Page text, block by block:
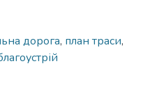
дорога, план траси,